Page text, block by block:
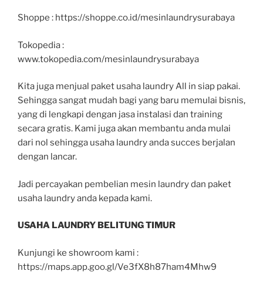
Shoppe : https://shoppe.co.id/mesinlaundrysurabaya
Tokopedia :
www.tokopedia.com/mesinlaundrysurabaya
Kita juga menjual paket usaha laundry All in siap pakai.
Sehingga sangat mudah bagi yang baru memulai bisnis,
yang di lengkapi dengan jasa instalasi dan training
secara gratis. Kami juga akan membantu anda mulai
dari nol sehingga usaha laundry anda succes berjalan
dengan lancar.
Jadi percayakan pembelian mesin laundry dan paket
usaha laundry anda kepada kami.
USAHA LAUNDRY BELITUNG TIMUR
Kunjungi ke showroom kami :
https://maps.app.goo.gl/Ve3fX8h87ham4Mhw9